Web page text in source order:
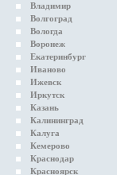
Владимир
Волгоград
Вологда
Воронеж
Екатеринбург
Иваново
Ижевск
Иркутск
Казань
Калининград
Калуга
Кемерово
Краснодар
Красноярск